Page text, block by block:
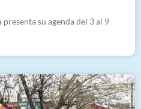
su agenda del 3 al 9